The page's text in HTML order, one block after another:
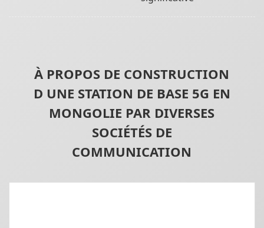
À PROPOS DE CONSTRUCTION
D UNE STATION DE BASE 5G EN
MONGOLIE PAR DIVERSES
SOCIÉTÉS DE
COMMUNICATION